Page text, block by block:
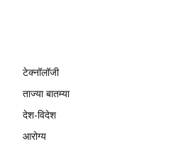
टेक्नॉलॉजी
ताज्या बातम्या
देश-विदेश
आरोग्य